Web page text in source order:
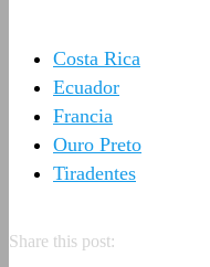
Costa Rica
Ecuador
Francia
Ouro Preto
Tiradentes
Share this post: